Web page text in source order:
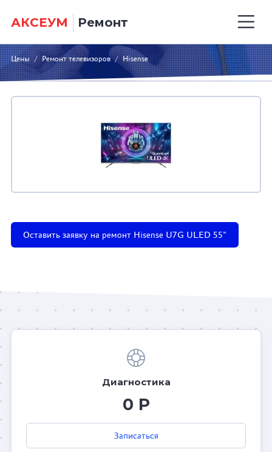
АКСЕУМ Ремонт
Цены / Ремонт телевизоров / Hisense
Оставить заявку на ремонт Hisense U7G ULED 55"
Диагностика
0 Р
Записаться